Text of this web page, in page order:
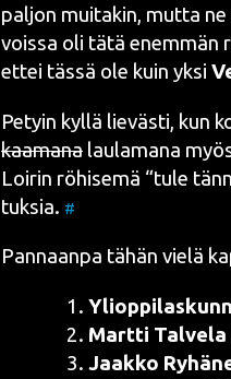
pal­jon mui­ta­kin, mut­ta
vois­sa oli tätä enem­män
ettei täs­sä ole kuin yksi
Petyin kyl­lä lie­väs­ti, kun
kaa­ma­na lau­la­ma­na
Loi­rin röhi­se­mä “tule
tuk­sia. #
Pan­naan­pa tähän vie­lä
Mart­ti Tal­ve­la
Jaak­ko